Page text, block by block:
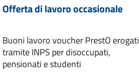
Offerta di lavoro occasionale
Buoni lavoro voucher PrestO erogati
tramite INPS per disoccupati,
pensionati e studenti